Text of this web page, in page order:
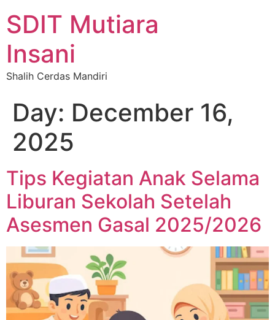
SDIT Mutiara
Insani
Shalih Cerdas Mandiri
Day: December 16,
2025
Tips Kegiatan Anak Selama
Liburan Sekolah Setelah
Asesmen Gasal 2025/2026